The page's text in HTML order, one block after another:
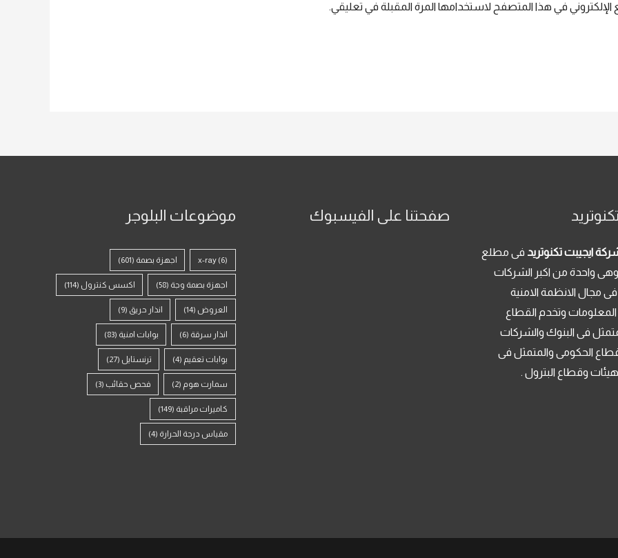
في هذا المتصفح لاستخدامها المرة المقبلة في تعليقي.
ايجيبت تكنوتريد فى مطلع
2013 . وهى واحدة من اكبر الشركات
مجال الانظمة الامنية
المعلومات وتخدم القطاع
فى البنوك والشركات
الحكومى والمتمثل فى
وقطاع البترول .
صفحتنا على الفيسبوك موضوعات البلوجر
x-ray (6) اجهزة بصمة (601)
اجهزة بصمة وجة (58) اكسس كنترول (114)
العروض (14) انذار حريق (9)
انذار سرقة (6) بوابات امنية (83)
بوابات تعقيم (4) ترنستايل (27)
سمارت هوم (2) فحص حقائب (3)
كاميرات مراقبة (149)
مقياس درجة الحرارة (4)